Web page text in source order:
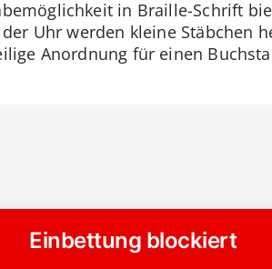
in Braille-Schrift
Uhr werden kleine Stäbchen
Anordnung für einen